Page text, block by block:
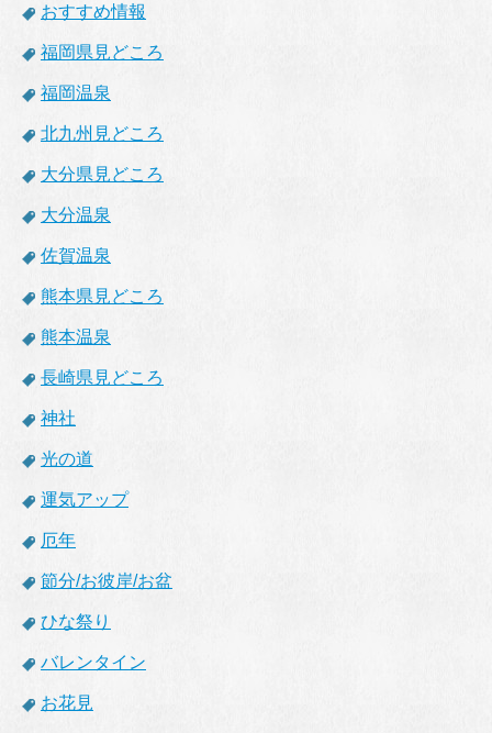
おすすめ情報
福岡県見どころ
福岡温泉
北九州見どころ
大分県見どころ
大分温泉
佐賀温泉
熊本県見どころ
熊本温泉
長崎県見どころ
神社
光の道
運気アップ
厄年
節分/お彼岸/お盆
ひな祭り
バレンタイン
お花見